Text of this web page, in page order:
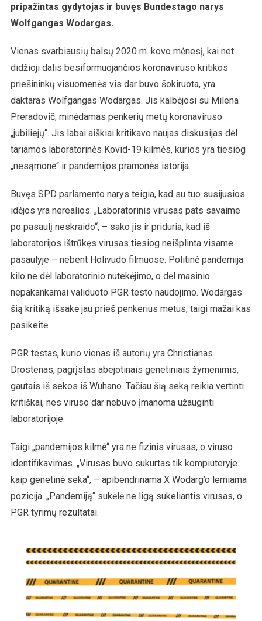
pripažintas gydytojas ir buvęs Bundestago narys
Wolfgangas Wodargas.
Vienas svarbiausių balsų 2020 m. kovo mėnesį, kai net
didžioji dalis besiformuojančios koronaviruso kritikos
priešininkų visuomenės vis dar buvo šokiruota, yra
daktaras Wolfgangas Wodargas. Jis kalbėjosi su Milena
Preradovič, minėdamas penkerių metų koronaviruso
„jubiliejų“. Jis labai aiškiai kritikavo naujas diskusijas dėl
tariamos laboratorinės Kovid-19 kilmės, kurios yra tiesiog
„nesąmonė“ ir pandemijos pramonės istorija.
Buvęs SPD parlamento narys teigia, kad su tuo susijusios
idėjos yra nerealios: „Laboratorinis virusas pats savaime
po pasaulį neskraido“, – sako jis ir priduria, kad iš
laboratorijos ištrūkęs virusas tiesiog neišplinta visame
pasaulyje – nebent Holivudo filmuose. Politinė pandemija
kilo ne dėl laboratorinio nutekėjimo, o dėl masinio
nepakankamai validuoto PGR testo naudojimo. Wodargas
šią kritiką išsakė jau prieš penkerius metus, taigi mažai kas
pasikeitė.
PGR testas, kurio vienas iš autorių yra Christianas
Drostenas, pagrįstas abejotinais genetiniais žymenimis,
gautais iš sekos iš Wuhano. Tačiau šią seką reikia vertinti
kritiškai, nes viruso dar nebuvo įmanoma užauginti
laboratorijoje.
Taigi „pandemijos kilmė“ yra ne fizinis virusas, o viruso
identifikavimas. „Virusas buvo sukurtas tik kompiuteryje
kaip genetinė seka“, – apibendrinama X Wodarg’o lemiama
pozicija. „Pandemiją“ sukėlė ne ligą sukeliantis virusas, o
PGR tyrimų rezultatai.